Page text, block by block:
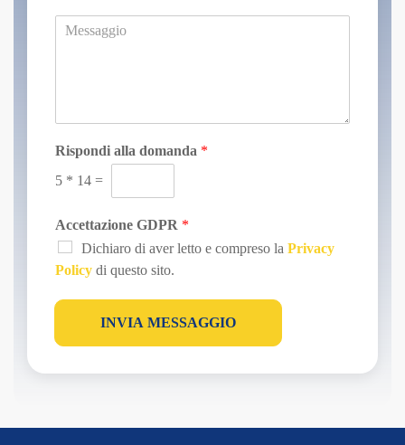
M
i
*
Rispondi alla domanda *
5 * 14 =
Accettazione GDPR *
Dichiaro di aver letto e compreso la Privacy
Policy di questo sito.
INVIA MESSAGGIO